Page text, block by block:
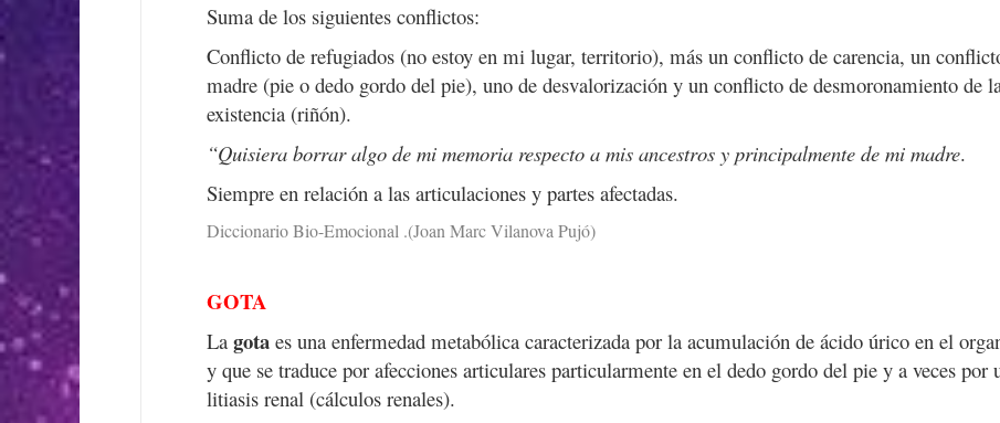
Suma de los siguientes conflictos:
Conflicto de refugiados (no estoy en mi lugar, territorio), más un conflicto de carencia, un
madre (pie o dedo gordo del pie), uno de desvalorización y un conflicto de desmoronamiento de
existencia (riñón).
“Quisiera borrar algo de mi memoria respecto a mis ancestros y principalmente de mi madre.
Siempre en relación a las articulaciones y partes afectadas.
Diccionario Bio-Emocional .(Joan Marc Vilanova Pujó)
GOTA
La gota es una enfermedad metabólica caracterizada por la acumulación de ácido úrico en el
y que se traduce por afecciones articulares particularmente en el dedo gordo del pie y a veces por
litiasis renal (cálculos renales).